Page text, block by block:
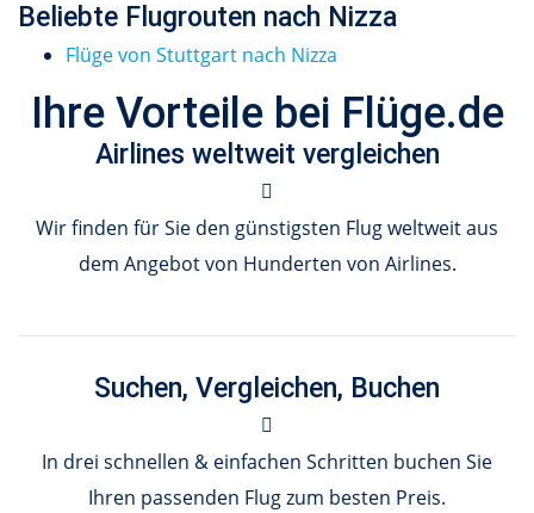
Beliebte Flugrouten nach Nizza
Flüge von Stuttgart nach Nizza
Ihre Vorteile bei Flüge.de
Airlines weltweit vergleichen
Wir finden für Sie den günstigsten Flug weltweit aus
dem Angebot von Hunderten von Airlines.
Suchen, Vergleichen, Buchen
In drei schnellen & einfachen Schritten buchen Sie
Ihren passenden Flug zum besten Preis.